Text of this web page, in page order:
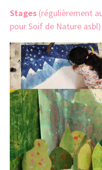
Stages (régulièrement
pour Soif de Nature